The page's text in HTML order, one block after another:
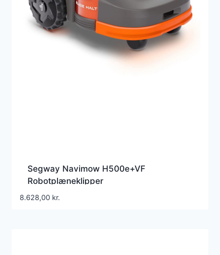
Segway Navimow H500e+VF
Robotplæneklipper
8.628,00 kr.